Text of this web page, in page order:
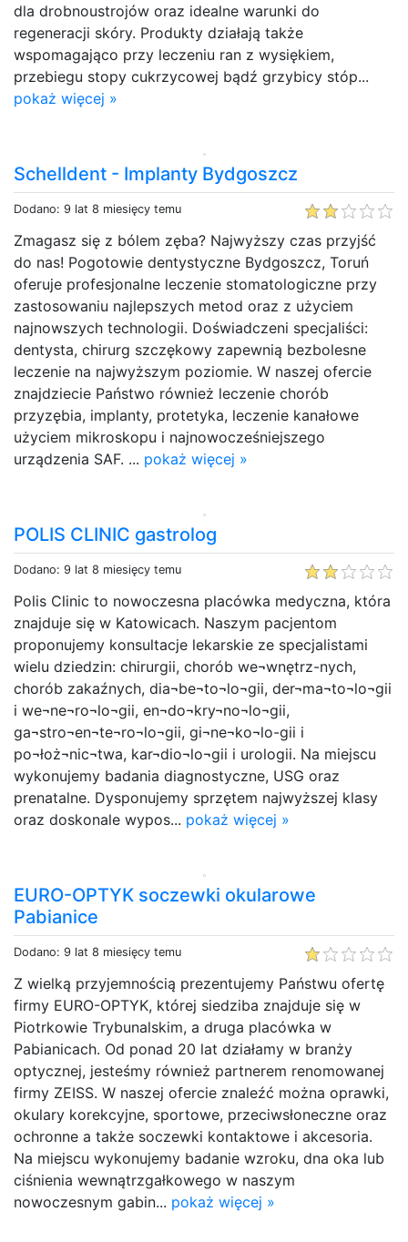
dla drobnoustrojów oraz idealne warunki do
regeneracji skóry. Produkty działają także
wspomagająco przy leczeniu ran z wysiękiem,
przebiegu stopy cukrzycowej bądź grzybicy stóp...
pokaż więcej »
Schelldent - Implanty Bydgoszcz
Dodano: 9 lat 8 miesięcy temu
Zmagasz się z bólem zęba? Najwyższy czas przyjść
do nas! Pogotowie dentystyczne Bydgoszcz, Toruń
oferuje profesjonalne leczenie stomatologiczne przy
zastosowaniu najlepszych metod oraz z użyciem
najnowszych technologii. Doświadczeni specjaliści:
dentysta, chirurg szczękowy zapewnią bezbolesne
leczenie na najwyższym poziomie. W naszej ofercie
znajdziecie Państwo również leczenie chorób
przyzębia, implanty, protetyka, leczenie kanałowe
użyciem mikroskopu i najnowocześniejszego
urządzenia SAF. ... pokaż więcej »
POLIS CLINIC gastrolog
Dodano: 9 lat 8 miesięcy temu
Polis Clinic to nowoczesna placówka medyczna, która
znajduje się w Katowicach. Naszym pacjentom
proponujemy konsultacje lekarskie ze specjalistami
wielu dziedzin: chirurgii, chorób we¬wnętrz-nych,
chorób zakaźnych, dia¬be¬to¬lo¬gii, der¬ma¬to¬lo¬gii
i we¬ne¬ro¬lo¬gii, en¬do¬kry¬no¬lo¬gii,
ga¬stro¬en¬te¬ro¬lo¬gii, gi¬ne¬ko¬lo-gii i
po¬łoż¬nic¬twa, kar¬dio¬lo¬gii i urologii. Na miejscu
wykonujemy badania diagnostyczne, USG oraz
prenatalne. Dysponujemy sprzętem najwyższej klasy
oraz doskonale wypos... pokaż więcej »
EURO-OPTYK soczewki okularowe
Pabianice
Dodano: 9 lat 8 miesięcy temu
Z wielką przyjemnością prezentujemy Państwu ofertę
firmy EURO-OPTYK, której siedziba znajduje się w
Piotrkowie Trybunalskim, a druga placówka w
Pabianicach. Od ponad 20 lat działamy w branży
optycznej, jesteśmy również partnerem renomowanej
firmy ZEISS. W naszej ofercie znaleźć można oprawki,
okulary korekcyjne, sportowe, przeciwsłoneczne oraz
ochronne a także soczewki kontaktowe i akcesoria.
Na miejscu wykonujemy badanie wzroku, dna oka lub
ciśnienia wewnątrzgałkowego w naszym
nowoczesnym gabin... pokaż więcej »